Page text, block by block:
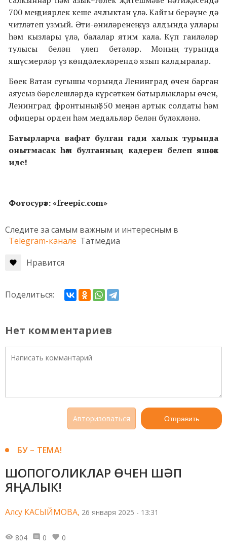
700 мең диярлек кеше ачлыктан үлә. Кайгы берәүне дә
читләтеп узмый. Әти-әниләренең күз алдында уллары
һәм кызлары үлә, балалар ятим кала. Күп гаиләләр
тулысы белән үлеп бетәләр. Моның турында
яшүсмерләр үз көндәлекләрендә язып калдыралар.
Бөек Ватан сугышы чорында Ленинград өчен барган
аяусыз бәрелешләрдә күрсәткән батырлыклары өчен,
Ленинград фронтының 350 меңнән артык солдаты һәм
офицеры орден һәм медальләр белән бүләкләнә.
Батырларча вафат булган гади халык турында
онытмасак һәм булганның кадерен белеп яшәсәк
иде!
Фотосурәт: «freepic.com»
Следите за самым важным и интересным в
Telegram-канале Татмедиа
Нравится
Поделиться:
Нет комментариев
Авторизоваться Отправить
БУ – ТЕМА!
ШОПОГОЛИКЛАР ӨЧЕН ШӘП
ЯҢАЛЫК!
Алсу КАСЫЙМОВА, 26 января 2025 - 13:31
804 0 0